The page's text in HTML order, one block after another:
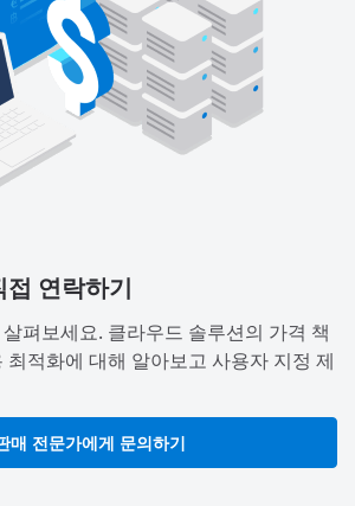
연락하기
펴보세요. 클라우드 솔루션의 가격 책
최적화에 대해 알아보고 사용자 지정 제
매 전문가에게 문의하기